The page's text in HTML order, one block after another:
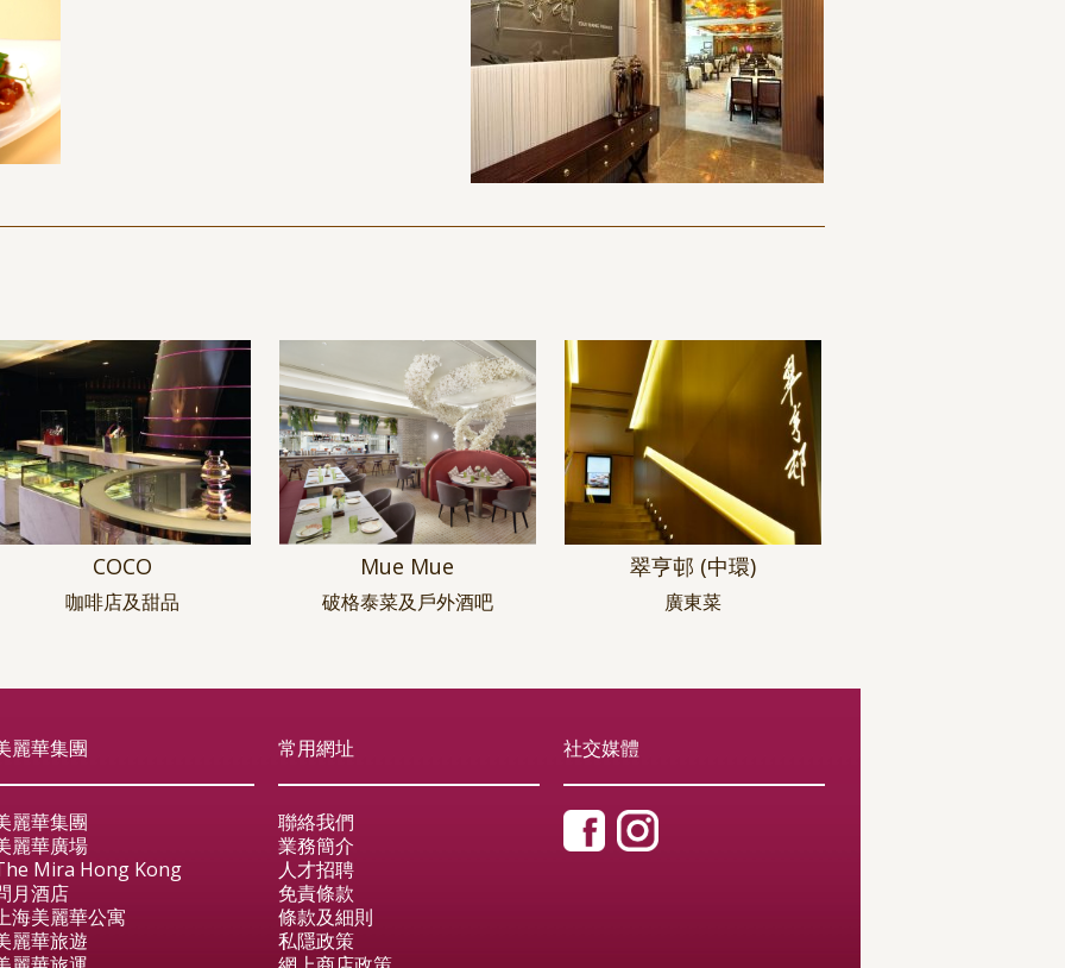
COCO
咖啡店及甜品
Mue Mue
破格泰菜及戶外酒吧
翠亨邨 (中環)
廣東菜
麗華集團
麗華集團
麗華廣場
Mira Hong Kong
月酒店
海美麗華公寓
麗華旅遊
常用網址
聯絡我們
業務簡介
人才招聘
免責條款
條款及細則
私隱政策
社交媒體